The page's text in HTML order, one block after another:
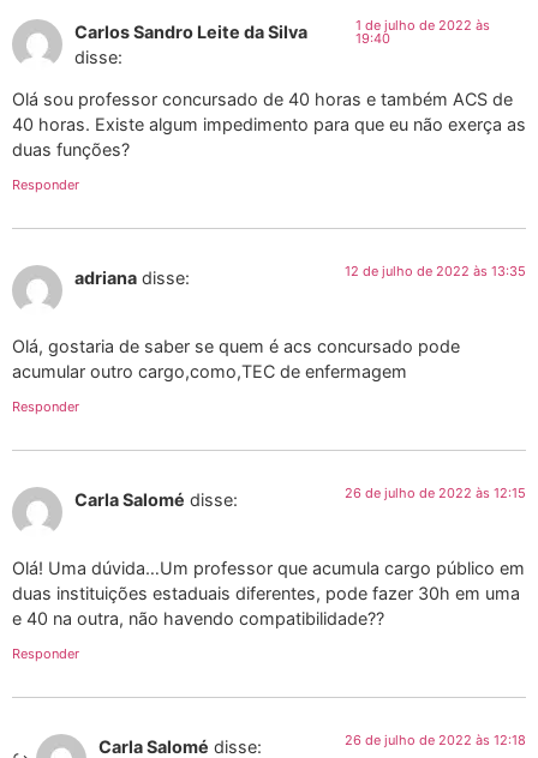
Carlos Sandro Leite da Silva
disse:
1 de julho de 2022 às
19:40
Olá sou professor concursado de 40 horas e também ACS de
40 horas. Existe algum impedimento para que eu não exerça as
duas funções?
Responder
adriana disse: 12 de julho de 2022 às 13:35
Olá, gostaria de saber se quem é acs concursado pode
acumular outro cargo,como,TEC de enfermagem
Responder
Carla Salomé disse: 26 de julho de 2022 às 12:15
Olá! Uma dúvida…Um professor que acumula cargo público em
duas instituições estaduais diferentes, pode fazer 30h em uma
e 40 na outra, não havendo compatibilidade??
Responder
Carla Salomé disse: 26 de julho de 2022 às 12:18